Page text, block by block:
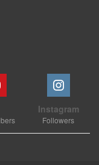
Instagram
Followers